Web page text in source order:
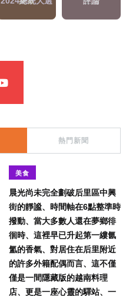
熱門新聞
美食
晨光尚未完全劃破后里區中興
街的靜謐、時間軸在6點整準時
撥動、當大多數人還在夢鄉徘
徊時、這裡早已升起第一縷氤
氳的香氣、對居住在后里附近
的許多外籍配偶而言、這不僅
僅是一間隱藏版的越南料理
店、更是一座心靈的驛站、一